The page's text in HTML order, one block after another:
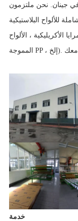
في جينان. نحن ملتزمون
البلاستيكية (مثل صفائح
الأكريليكية ، الألواح
خدمة